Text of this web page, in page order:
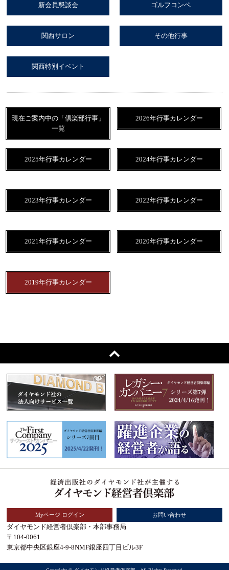
新会員懇談会 ゴルフコンペ
関西サロン その他行事
関西特別イベント
現在ご案内中の「倶楽部行事」
一覧
2026年行事カレンダー
2025年行事カレンダー 2024年行事カレンダー
2023年行事カレンダー 2022年行事カレンダー
2021年行事カレンダー 2020年行事カレンダー
2019年行事カレンダー
Myページ ログイン お問い合わせ
ダイヤモンド経営者倶楽部・本部事務局
〒104-0061
東京都中央区銀座4-9-8NMF銀座四丁目ビル3F